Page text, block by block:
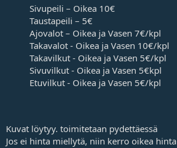
ä
ä
r
ä
Sivupeili – Oikea 10€
Taustapeili – 5€
Ajovalot – Oikea ja Vasen 7€/kpl
Takavalot - Oikea ja Vasen 10€/kpl
Takavilkut - Oikea ja Vasen 5€/kpl
Sivuvilkut - Oikea ja Vasen 5€kpl
Etuvilkut - Oikea ja Vasen 5€/kpl
Kuvat löytyy. toimitetaan pydettäessä
Jos ei hinta miellytä, niin kerro oikea hinta